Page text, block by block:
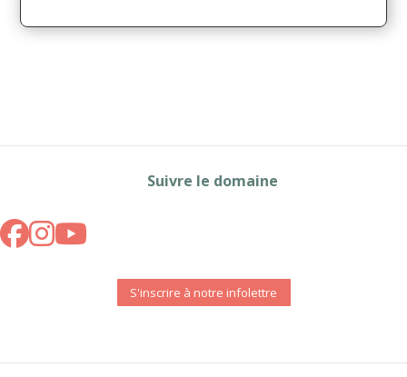
Suivre le domaine
S'inscrire à notre infolettre